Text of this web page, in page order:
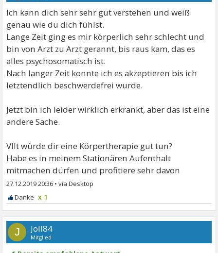
Ich kann dich sehr sehr gut verstehen und weiß
genau wie du dich fühlst.
Lange Zeit ging es mir körperlich sehr schlecht und
bin von Arzt zu Arzt gerannt, bis raus kam, das es
alles psychosomatisch ist.
Nach langer Zeit konnte ich es akzeptieren bis ich
letztendlich beschwerdefrei wurde.
Jetzt bin ich leider wirklich erkrankt, aber das ist eine
andere Sache.
Vllt würde dir eine Körpertherapie gut tun?
Habe es in meinem Stationären Aufenthalt
mitmachen dürfen und profitiere sehr davon
27.12.2019 20:36 •
x 1
J Joll84
Mitglied